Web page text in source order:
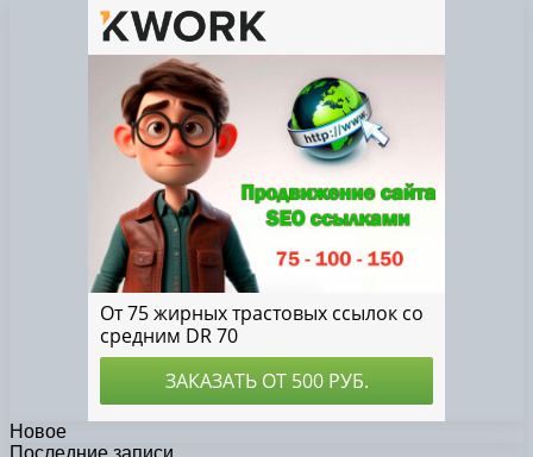
Новое
Последние записи